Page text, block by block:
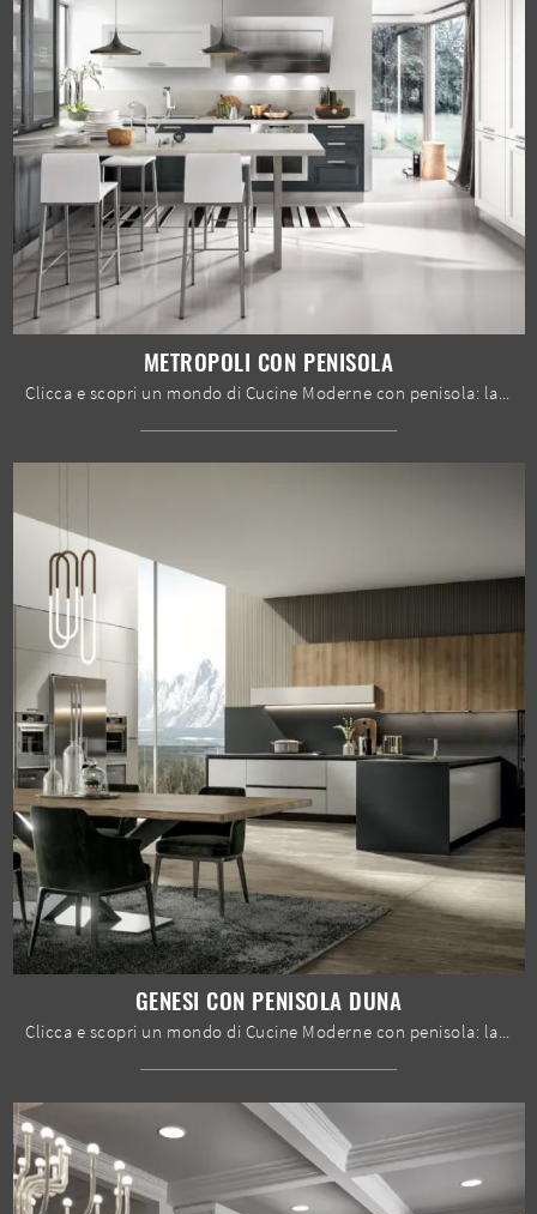
METROPOLI CON PENISOLA
Clicca e scopri un mondo di Cucine Moderne con penisola: la cucina Metropoli con penisola Home Cucine in legno ti aspetta!
GENESI CON PENISOLA DUNA
Clicca e scopri un mondo di Cucine Moderne con penisola: la cucina Genesi con penisola Duna Home Cucine in Pet ti aspetta!